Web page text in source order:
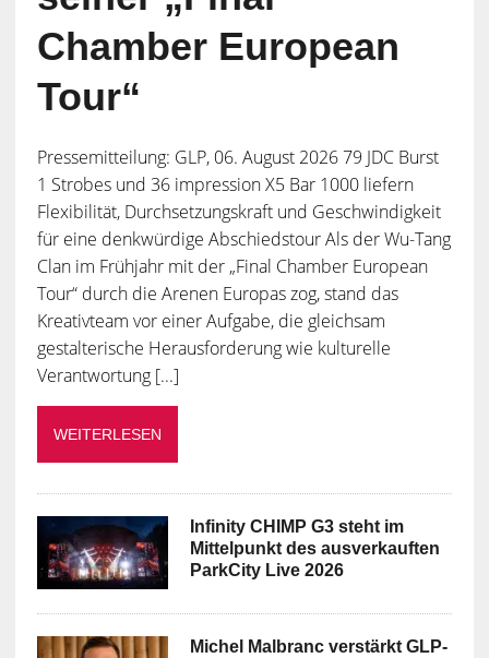
Chamber European
Tour“
Pressemitteilung: GLP, 06. August 2026 79 JDC Burst
1 Strobes und 36 impression X5 Bar 1000 liefern
Flexibilität, Durchsetzungskraft und Geschwindigkeit
für eine denkwürdige Abschiedstour Als der Wu-Tang
Clan im Frühjahr mit der „Final Chamber European
Tour“ durch die Arenen Europas zog, stand das
Kreativteam vor einer Aufgabe, die gleichsam
gestalterische Herausforderung wie kulturelle
Verantwortung [...]
WEITERLESEN
Infinity CHIMP G3 steht im
Mittelpunkt des ausverkauften
ParkCity Live 2026
Michel Malbranc verstärkt GLP-